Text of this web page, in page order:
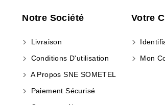
Notre Société
Livraison
Conditions D'utilisation
A Propos SNE SOMETEL
Paiement Sécurisé
Votre
Mon